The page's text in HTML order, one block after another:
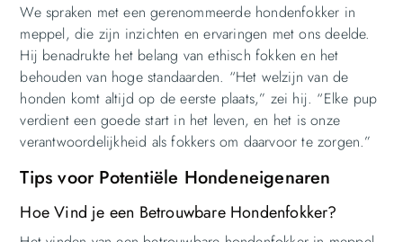
We spraken met een gerenommeerde hondenfokker in
meppel, die zijn inzichten en ervaringen met ons deelde.
Hij benadrukte het belang van ethisch fokken en het
behouden van hoge standaarden. “Het welzijn van de
honden komt altijd op de eerste plaats,” zei hij. “Elke pup
verdient een goede start in het leven, en het is onze
verantwoordelijkheid als fokkers om daarvoor te zorgen.”
Tips voor Potentiële Hondeneigenaren
Hoe Vind je een Betrouwbare Hondenfokker?